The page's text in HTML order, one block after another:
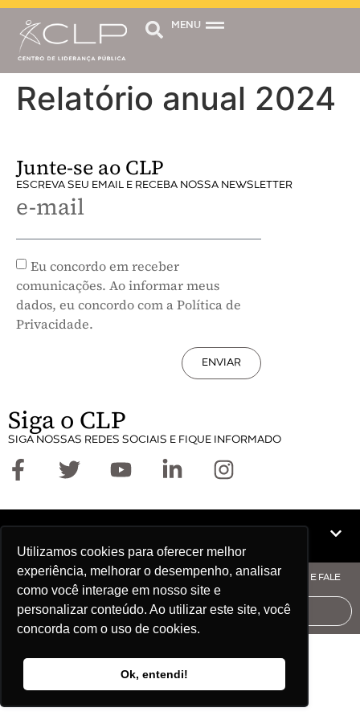
Utilizamos cookies para oferecer melhor
experiência, melhorar o desempenho, analisar
como você interage em nosso site e
personalizar conteúdo. Ao utilizar este site, você
concorda com o uso de cookies.
Ok, entendi!
MENU
Relatório anual 2024
Junte-se ao CLP
ESCREVA SEU EMAIL E RECEBA NOSSA NEWSLETTER
e-mail
Eu concordo em receber
comunicações. Ao informar meus
dados, eu concordo com a Política de
Privacidade.
ENVIAR
Siga o CLP
SIGA NOSSAS REDES SOCIAIS E FIQUE INFORMADO
© COPYRIGHT CLP - CNPJ: 09.512.143/0001-57 - CLIQUE AQUI E FALE
COM O CLP
AUDITORIA